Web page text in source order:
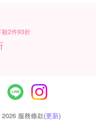
2件93折
服務條款(更新)